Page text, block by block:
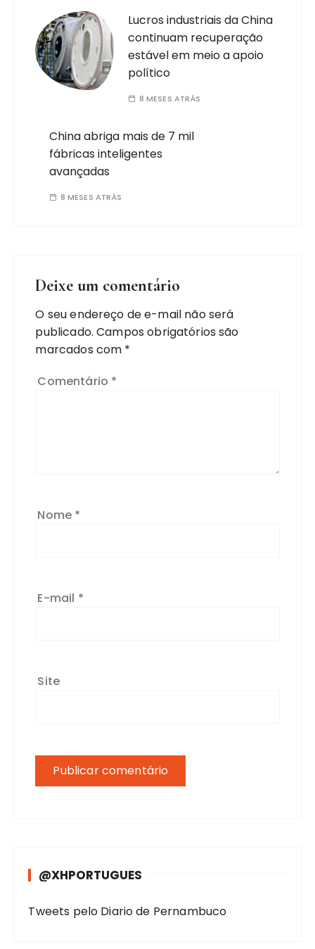
Lucros industriais da China
continuam recuperação
estável em meio a apoio
político
8 MESES ATRÁS
China abriga mais de 7 mil
fábricas inteligentes
avançadas
8 MESES ATRÁS
Deixe um comentário
O seu endereço de e-mail não será
publicado. Campos obrigatórios são
marcados com *
Comentário *
Nome *
E-mail *
Site
@XHPORTUGUES
Tweets pelo Diario de Pernambuco